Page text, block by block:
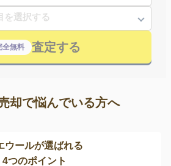
全無料 査定する
却で悩んでいる方へ
ウールが選ばれる
4つのポイント